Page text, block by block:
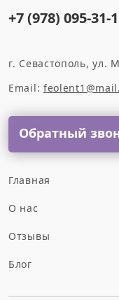
+7 (978) 095-31-
г. Севастополь, ул.
Email:
Обратный
Главная
О нас
Отзывы
Блог